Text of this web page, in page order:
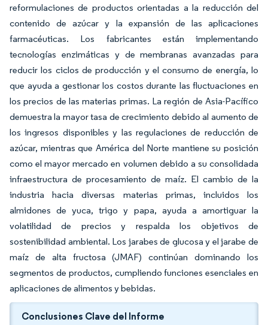
reformulaciones de productos orientadas a la reducción del
contenido de azúcar y la expansión de las aplicaciones
farmacéuticas. Los fabricantes están implementando
tecnologías enzimáticas y de membranas avanzadas para
reducir los ciclos de producción y el consumo de energía, lo
que ayuda a gestionar los costos durante las fluctuaciones en
los precios de las materias primas. La región de Asia-Pacífico
demuestra la mayor tasa de crecimiento debido al aumento de
los ingresos disponibles y las regulaciones de reducción de
azúcar, mientras que América del Norte mantiene su posición
como el mayor mercado en volumen debido a su consolidada
infraestructura de procesamiento de maíz. El cambio de la
industria hacia diversas materias primas, incluidos los
almidones de yuca, trigo y papa, ayuda a amortiguar la
volatilidad de precios y respalda los objetivos de
sostenibilidad ambiental. Los jarabes de glucosa y el jarabe de
maíz de alta fructosa (JMAF) continúan dominando los
segmentos de productos, cumpliendo funciones esenciales en
aplicaciones de alimentos y bebidas.
Conclusiones Clave del Informe